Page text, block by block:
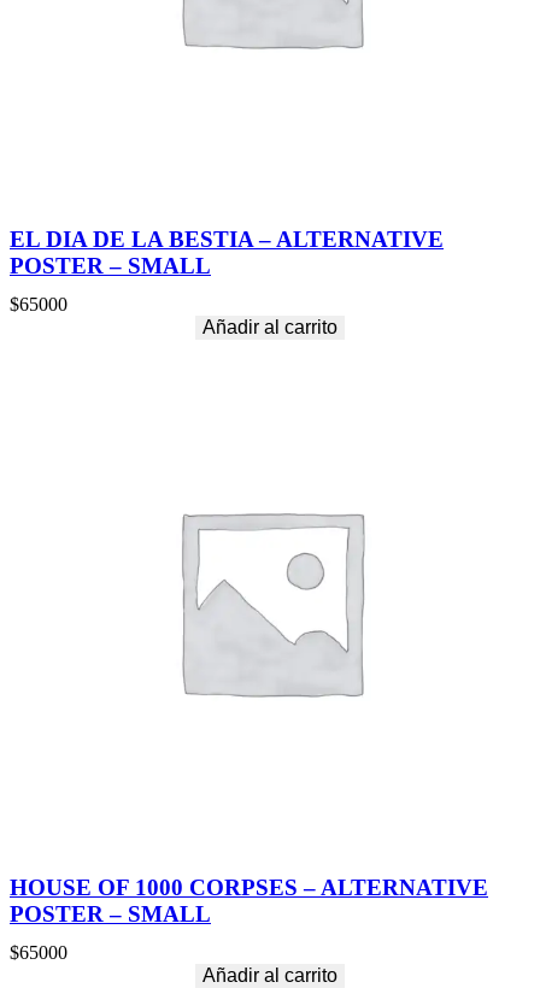
EL DIA DE LA BESTIA – ALTERNATIVE
POSTER – SMALL
$65000
Añadir al carrito
HOUSE OF 1000 CORPSES – ALTERNATIVE
POSTER – SMALL
$65000
Añadir al carrito